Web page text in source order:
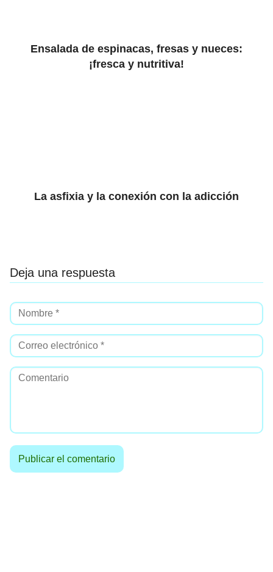
Ensalada de espinacas, fresas y nueces:
¡fresca y nutritiva!
La asfixia y la conexión con la adicción
Deja una respuesta